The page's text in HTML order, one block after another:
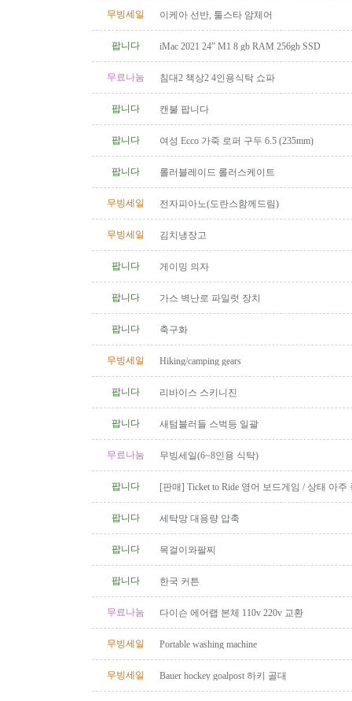
무빙세일 이케아 선반, 툴스타 암체어
팝니다 iMac 2021 24” M1 8 gb RAM 256gb SSD
무료나눔 침대2 책상2 4인용식탁 쇼파
팝니다 캔불 팝니다
팝니다 여성 Ecco 가죽 로퍼 구두 6.5 (235mm)
팝니다 롤러블레이드 롤러스케이트
무빙세일 전자피아노(도란스함께드림)
무빙세일 김치냉장고
팝니다 게이밍 의자
팝니다 가스 벽난로 파일럿 장치
팝니다 축구화
무빙세일 Hiking/camping gears
팝니다 리바이스 스키니진
팝니다 새텀블러들 스벅등 일괄
무료나눔 무빙세일(6~8인용 식탁)
팝니다
[판매] Ticket to Ride 영어 보드게임 / 상태 아주
팝니다
세탁망 대용량 압축
팝니다 목걸이와팔찌
팝니다 한국 커튼
무료나눔 다이슨 에어랩 본체 110v 220v 교환
무빙세일 Portable washing machine
무빙세일 Bauer hockey goalpost 하키 골대